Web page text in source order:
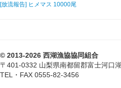
[放流報告] ヒメマス 10000尾
© 2013-2026 西湖漁協協同組合
〒401-0332 山梨県南都留郡富士河口
TEL・FAX 0555-82-3456